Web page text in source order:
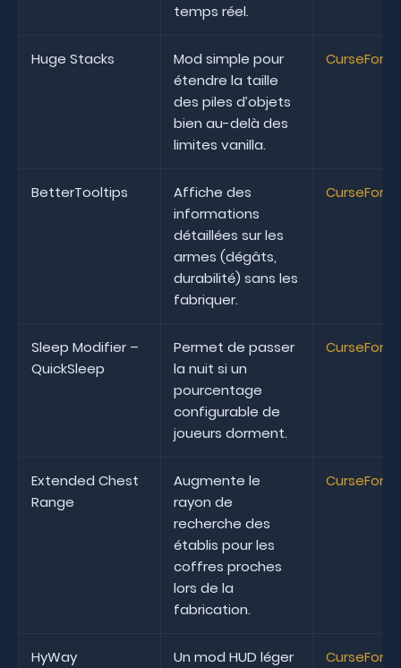
temps réel.
Huge Stacks
Mod simple pour
étendre la taille
des piles d’objets
bien au-delà des
limites vanilla.
CurseForge
BetterTooltips
Affiche des
informations
détaillées sur les
armes (dégâts,
durabilité) sans les
fabriquer.
CurseForge
Sleep Modifier –
QuickSleep
Permet de passer
la nuit si un
pourcentage
configurable de
joueurs dorment.
CurseForge
Extended Chest
Range
Augmente le
rayon de
recherche des
établis pour les
coffres proches
lors de la
fabrication.
CurseForge
HyWay
Un mod HUD léger
CurseForge